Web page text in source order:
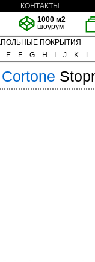
КОНТАКТЫ
1000 м2
шоурум
ПОКРЫТИЯ
E F G H J K L
Cortone